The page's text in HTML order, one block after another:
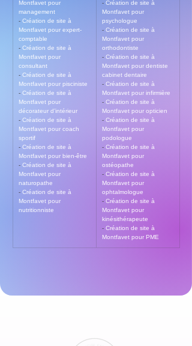
Montfavet pour
management
- Création de site à
Montfavet pour expert-
comptable
- Création de site à
Montfavet pour
consultant
- Création de site à
Montfavet pour pisciniste
- Création de site à
Montfavet pour
décorateur d’intérieur
- Création de site à
Montfavet pour coach
sportif
- Création de site à
Montfavet pour bien-être
- Création de site à
Montfavet pour
naturopathe
- Création de site à
Montfavet pour
nutritionniste
- Création de site à
Montfavet pour
psychologue
- Création de site à
Montfavet pour
orthodontiste
- Création de site à
Montfavet pour dentiste
cabinet dentaire
- Création de site à
Montfavet pour infirmière
- Création de site à
Montfavet pour opticien
- Création de site à
Montfavet pour
podologue
- Création de site à
Montfavet pour
ostéopathe
- Création de site à
Montfavet pour
ophtalmologue
- Création de site à
Montfavet pour
kinésithérapeute
- Création de site à
Montfavet pour PME